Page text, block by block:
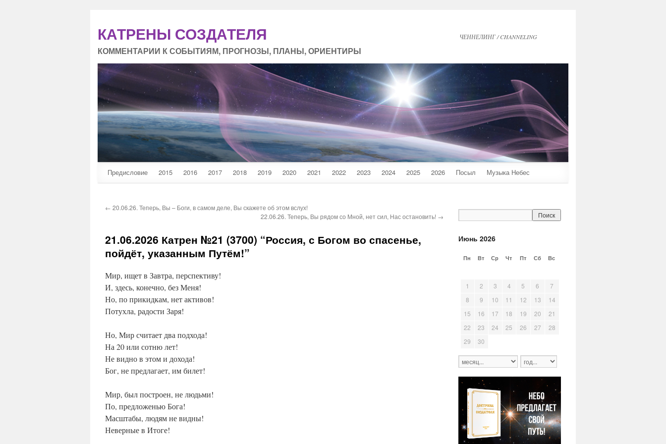
ЧЕННЕЛИНГ / CHANNELING
КАТРЕНЫ СОЗДАТЕЛЯ
КОММЕНТАРИИ К СОБЫТИЯМ, ПРОГНОЗЫ, ПЛАНЫ, ОРИЕНТИРЫ
Предисловие 2015 2016 2017 2018 2019 2020 2021 2022 2023 2024 2025 2026 Посыл Музыка Небес
Июнь 2026
Пн Вт Ср Чт Пт Сб Вс
1
2 3 4 5 6
7
8
9 10 11 12 13
14
15
16 17 18 19 20
21
22
23 24 25 26 27
28
29
30
← 20.06.26. Теперь, Вы – Боги, в самом деле, Вы скажете об этом вслух!
22.06.26. Теперь, Вы рядом со Мной, нет сил, Нас остановить! →
21.06.2026 Катрен №21 (3700) “Россия, с Богом во спасенье,
пойдёт, указанным Путём!”
Мир, ищет в Завтра, перспективу!
И, здесь, конечно, без Меня!
Но, по прикидкам, нет активов!
Потухла, радости Заря!
Но, Мир считает два подхода!
На 20 или сотню лет!
Не видно в этом и дохода!
Бог, не предлагает, им билет!
Мир, был построен, не людьми!
По, предложенью Бога!
Масштабы, людям не видны!
Неверные в Итоге!